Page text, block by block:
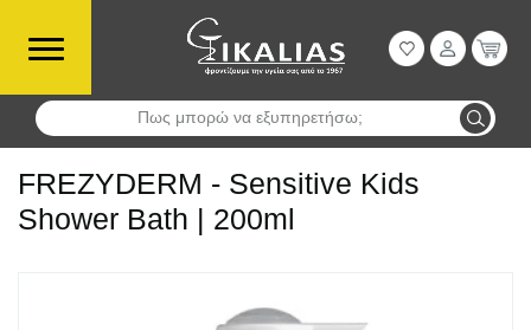
Πως μπορώ να εξυπηρετήσω;
Αναζήτηση
FREZYDERM - Sensitive Kids
Shower Bath | 200ml